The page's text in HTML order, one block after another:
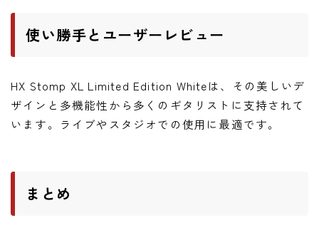
使い勝手とユーザーレビュー
HX Stomp XL Limited Edition Whiteは、その美しいデ
ザインと多機能性から多くのギタリストに支持されて
います。ライブやスタジオでの使用に最適です。
まとめ